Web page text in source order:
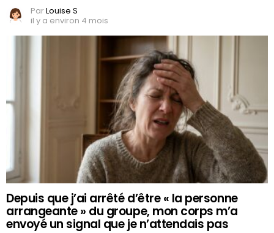
ParLouise S
il y a environ 4 mois
Depuis que j’ai arrêté d’être « la personne
arrangeante » du groupe, mon corps m’a
envoyé un signal que je n’attendais pas